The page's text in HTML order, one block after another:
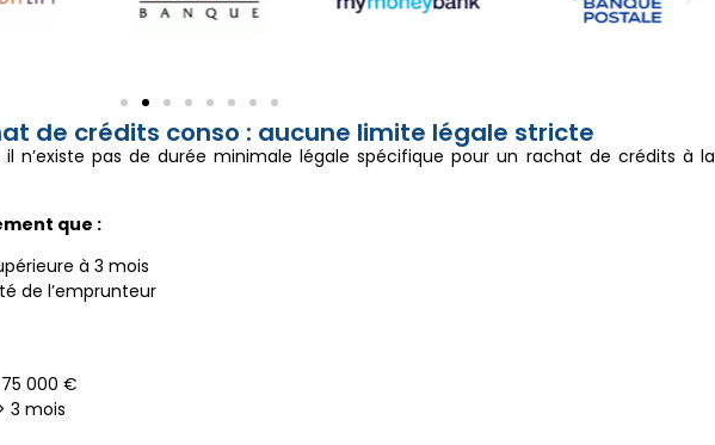
de crédits conso : aucune limite légale stricte
n’existe pas de durée minimale légale spécifique pour un rachat de crédits à la
que :
à 3 mois
de l’emprunteur
000 €
3 mois